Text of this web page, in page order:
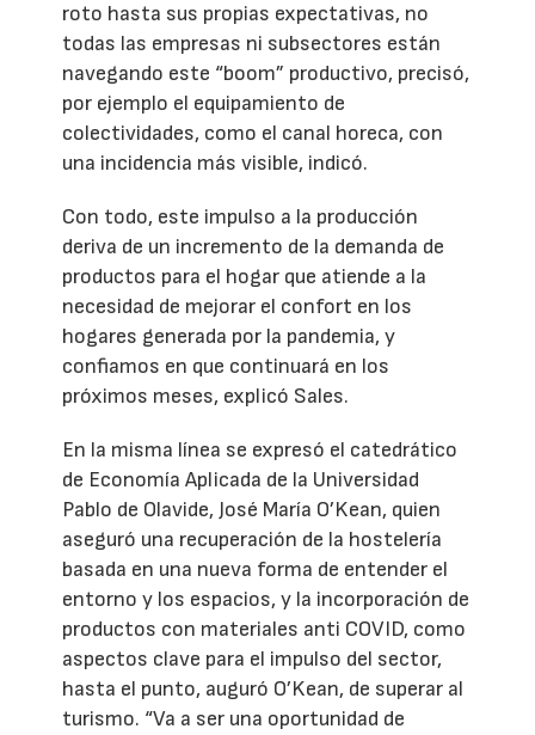
roto hasta sus propias expectativas, no
todas las empresas ni subsectores están
navegando este “boom” productivo, precisó,
por ejemplo el equipamiento de
colectividades, como el canal horeca, con
una incidencia más visible, indicó.
Con todo, este impulso a la producción
deriva de un incremento de la demanda de
productos para el hogar que atiende a la
necesidad de mejorar el confort en los
hogares generada por la pandemia, y
confiamos en que continuará en los
próximos meses, explicó Sales.
En la misma línea se expresó el catedrático
de Economía Aplicada de la Universidad
Pablo de Olavide, José María O’Kean, quien
aseguró una recuperación de la hostelería
basada en una nueva forma de entender el
entorno y los espacios, y la incorporación de
productos con materiales anti COVID, como
aspectos clave para el impulso del sector,
hasta el punto, auguró O’Kean, de superar al
turismo. “Va a ser una oportunidad de